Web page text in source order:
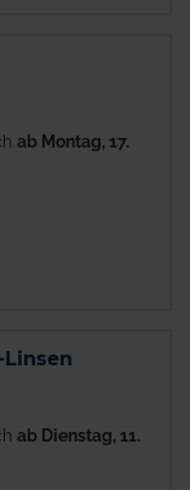
ab Montag, 17.
Linsen
ab Dienstag, 11.